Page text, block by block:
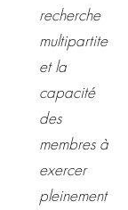
recherche
multipartite
et la
capacité
des
membres à
exercer
pleinement